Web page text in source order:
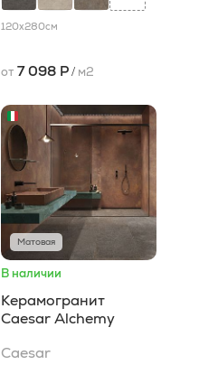
120x280см
от 7 098 Р/ м2
Матовая
В наличии
Керамогранит
Caesar Alchemy
Caesar